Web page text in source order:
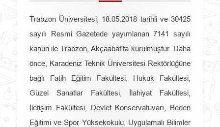
Trabzon Üniversitesi, 18.05.2018 tarihli ve 30425
sayılı Resmi Gazetede yayımlanan 7141 sayılı
kanun ile Trabzon, Akçaabat'ta kurulmuştur. Daha
önce, Karadeniz Teknik Üniversitesi Rektörlüğüne
bağlı Fatih Eğitim Fakültesi, Hukuk Fakültesi,
Güzel Sanatlar Fakültesi, İlahiyat Fakültesi,
İletişim Fakültesi, Devlet Konservatuvarı, Beden
Eğitimi ve Spor Yüksekokulu, Uygulamalı Bilimler